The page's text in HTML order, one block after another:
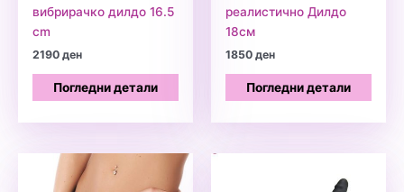
вибрирачко дилдо 16.5
cm
2190ден
Погледни детали
реалистично Дилдо
18см
1850ден
Погледни детали